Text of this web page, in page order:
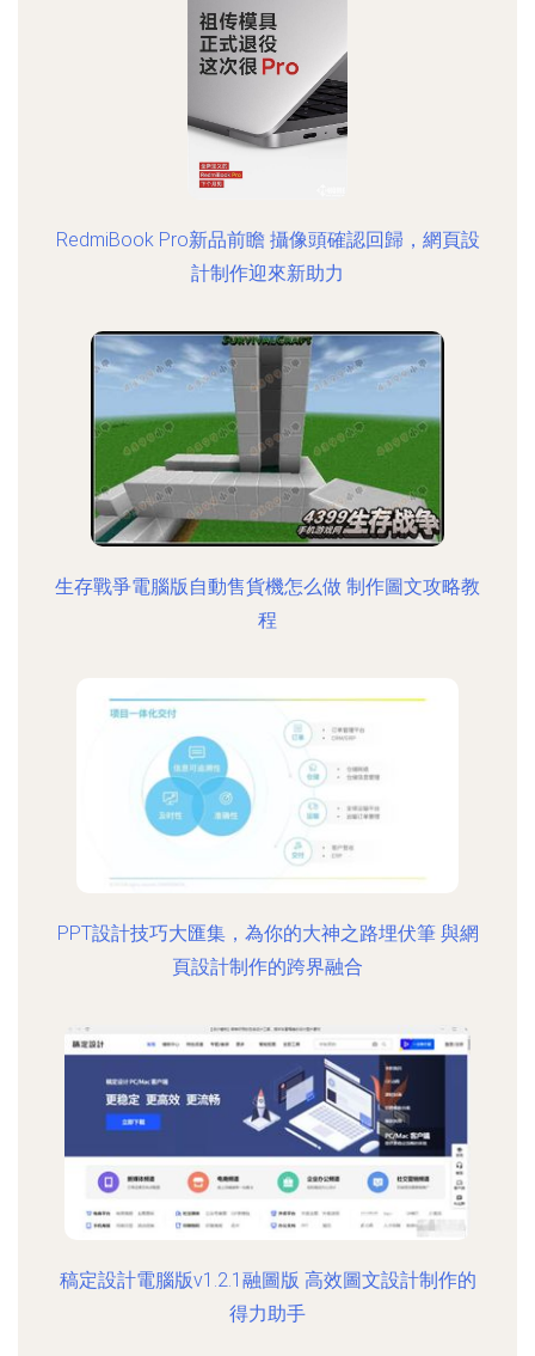
RedmiBook Pro新品前瞻 攝像頭確認回歸，網頁設
計制作迎來新助力
生存戰爭電腦版自動售貨機怎么做 制作圖文攻略教
程
PPT設計技巧大匯集，為你的大神之路埋伏筆 與網
頁設計制作的跨界融合
稿定設計電腦版v1.2.1融圖版 高效圖文設計制作的
得力助手